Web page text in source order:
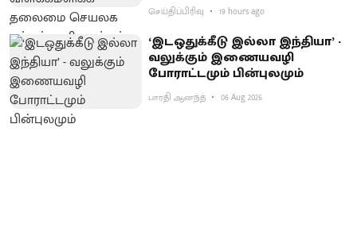
செய்திப்பிரிவு 19 hours ago
‘இடஒதுக்கீடு இல்லா இந்தியா’ -
வலுக்கும் இணையவழி
போராட்டமும் பின்புலமும்
பாரதி ஆனந்த் 06 Aug 2026